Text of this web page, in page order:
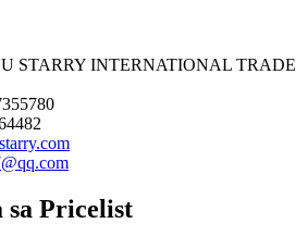
STARRY INTERNATIONAL TRADE
sa Pricelist